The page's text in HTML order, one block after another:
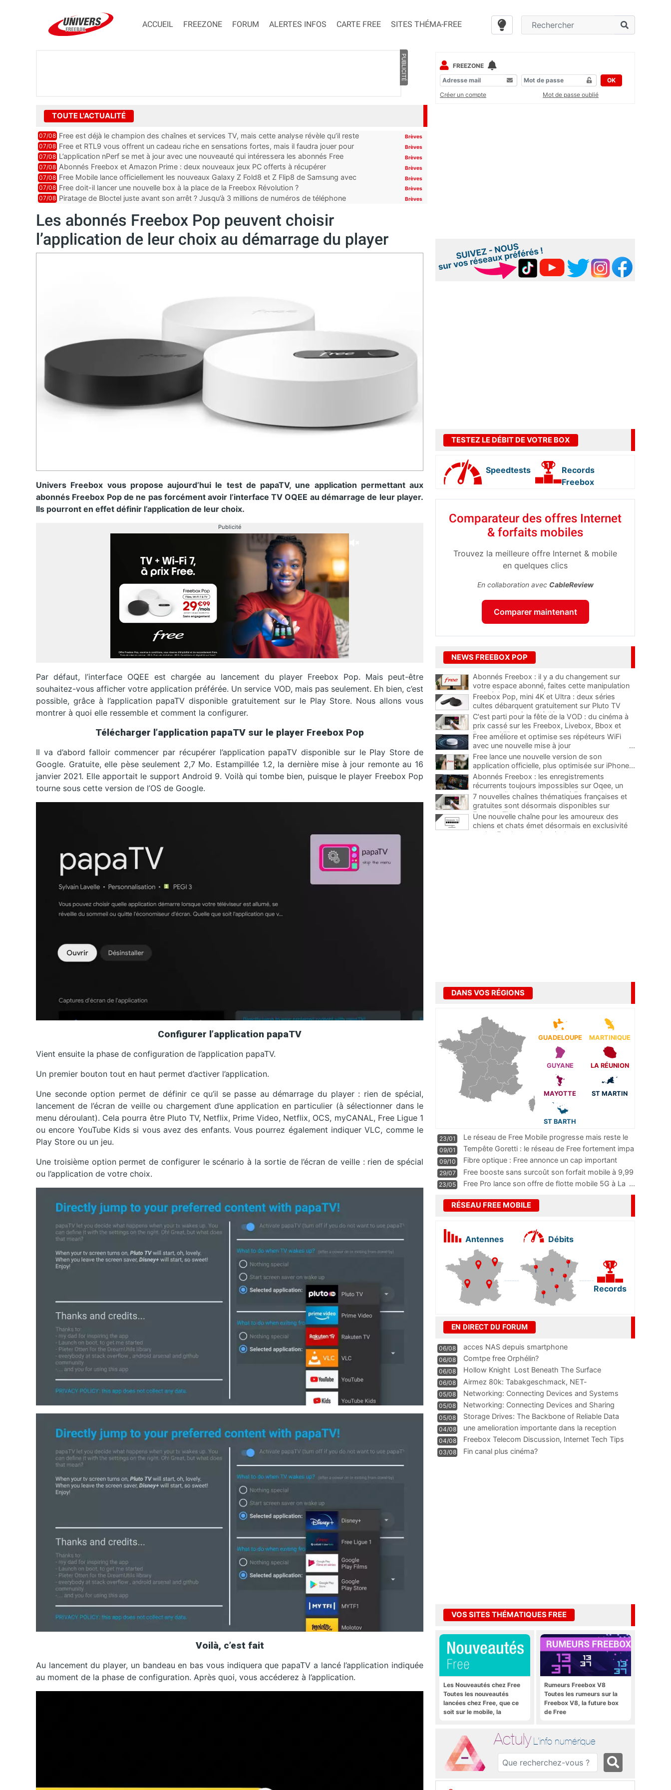
ACCUEIL FREEZONE FORUM ALERTES INFOS CARTE FREE SITES THÉMA-FREE
PUBLICITÉ
TOUTE L'ACTUALITÉ
07/08 Free est déjà le champion des chaînes et services TV, mais cette analyse révèle qu’il reste
encore au moin...
Brèves
07/08 Free et RTL9 vous offrent un cadeau riche en sensations fortes, mais il faudra jouer pour
l’obtenir
Brèves
07/08 L’application nPerf se met à jour avec une nouveauté qui intéressera les abonnés Free
Mobile, Orange, SFR ...
Brèves
07/08 Abonnés Freebox et Amazon Prime : deux nouveaux jeux PC offerts à récupérer Brèves
07/08 Free Mobile lance officiellement les nouveaux Galaxy Z Fold8 et Z Flip8 de Samsung avec
des promos et des cadeaux
Brèves
07/08 Free doit-il lancer une nouvelle box à la place de la Freebox Révolution ? Brèves
07/08 Piratage de Bloctel juste avant son arrêt ? Jusqu’à 3 millions de numéros de téléphone
Brèves
Les abonnés Freebox Pop peuvent choisir
l’application de leur choix au démarrage du player
Univers Freebox vous propose aujourd’hui le test de papaTV, une application permettant aux
abonnés Freebox Pop de ne pas forcément avoir l’interface TV OQEE au démarrage de leur player.
Ils pourront en effet définir l’application de leur choix.
Publicité
Par défaut, l’interface OQEE est chargée au lancement du player Freebox Pop. Mais peut-être
souhaitez-vous afficher votre application préférée. Un service VOD, mais pas seulement. Eh bien, c’est
possible, grâce à l’application papaTV disponible gratuitement sur le Play Store. Nous allons vous
montrer à quoi elle ressemble et comment la configurer.
Télécharger l’application papaTV sur le player Freebox Pop
Il va d’abord falloir commencer par récupérer l’application papaTV disponible sur le Play Store de
Google. Gratuite, elle pèse seulement 2,7 Mo. Estampillée 1.2, la dernière mise à jour remonte au 16
janvier 2021. Elle apportait le support Android 9. Voilà qui tombe bien, puisque le player Freebox Pop
tourne sous cette version de l’OS de Google.
Configurer l’application papaTV
Vient ensuite la phase de configuration de l’application papaTV.
Un premier bouton tout en haut permet d’activer l’application.
Une seconde option permet de définir ce qu’il se passe au démarrage du player : rien de spécial,
lancement de l’écran de veille ou chargement d’une application en particulier (à sélectionner dans le
menu déroulant). Cela pourra être Pluto TV, Netflix, Prime Video, Netflix, OCS, myCANAL, Free Ligue 1
ou encore YouTube Kids si vous avez des enfants. Vous pourrez également indiquer VLC, comme le
Play Store ou un jeu.
Une troisième option permet de configurer le scénario à la sortie de l’écran de veille : rien de spécial
ou l’application de votre choix.
Voilà, c’est fait
Au lancement du player, un bandeau en bas vous indiquera que papaTV a lancé l’application indiquée
au moment de la phase de configuration. Après quoi, vous accéderez à l’application.
FREEZONE
OK
Créer un compte
Mot de passe oublié
TESTEZ LE DÉBIT DE VOTRE BOX
Speedtests
Records
Freebox
Comparateur des offres Internet
& forfaits mobiles
Trouvez la meilleure offre Internet & mobile
en quelques clics
En collaboration avec CableReview
Comparer maintenant
NEWS FREEBOX POP
Abonnés Freebox : il y a du changement sur
votre espace abonné, faites cette manipulation
pour éviter de mauvaises surprises
Freebox Pop, mini 4K et Ultra : deux séries
cultes débarquent gratuitement sur Pluto TV
avec leurs chaînes dédiées
C'est parti pour la fête de la VOD : du cinéma à
prix cassé sur les Freebox, Livebox, Bbox et
Box de SFR
Free améliore et optimise ses répéteurs WiFi
avec une nouvelle mise à jour
...
Free lance une nouvelle version de son
application officielle, plus optimisée sur iPhone...
Abonnés Freebox : les enregistrements
récurrents toujours impossibles sur Oqee, un
super outil de la communauté Free pallie ce
manque
7 nouvelles chaînes thématiques françaises et
gratuites sont désormais disponibles sur
Freebox TV
Une nouvelle chaîne pour les amoureux des
chiens et chats émet désormais en exclusivité
sur les Freebox, et c'est inclus
DANS VOS RÉGIONS
GUADELOUPE MARTINIQUE
GUYANE LA RÉUNION
MAYOTTE ST MARTIN
ST BARTH
23/01
Le réseau de Free Mobile progresse mais reste le
m
...
09/01
Tempête Goretti : le réseau de Free fortement impa
09/10
Fibre optique : Free annonce un cap important
pass
...
29/07
Free booste sans surcoût son forfait mobile à 9,99
23/05 Free Pro lance son offre de flotte mobile 5G à La ...
RÉSEAU FREE MOBILE
Antennes Débits
Records
EN DIRECT DU FORUM
06/08 acces NAS depuis smartphone
06/08 Comtpe free Orphélin?
06/08 Hollow Knight  Lost Beneath The Surface
06/08
Airmez 80k: Tabakgeschmack, NET-
Technologie und Leistung im
05/08 Networking: Connecting Devices and Systems
05/08
Networking: Connecting Devices and Sharing
Information
05/08
Storage Drives: The Backbone of Reliable Data
Management
04/08
une amelioration importante dans la reception
WIFI
04/08
Freebox Telecom Discussion, Internet Tech Tips
Communi
03/08 Fin canal plus cinéma?
VOS SITES THÉMATIQUES FREE
Les Nouveautés chez Free
Toutes les nouveautés
lancées chez Free, que ce
soit sur le mobile, la
Rumeurs Freebox V8
Toutes les rumeurs sur la
Freebox V8, la future box
de Free
Actuly L'info numérique